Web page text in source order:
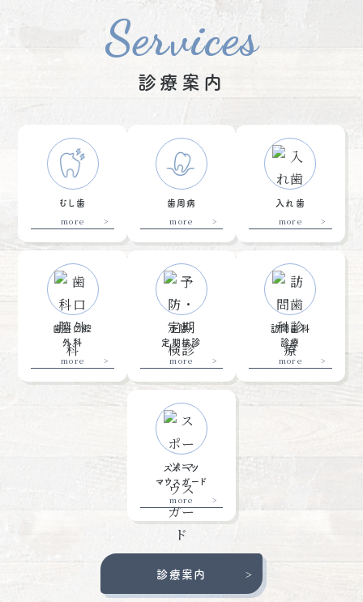
Services
診療案内
むし歯
more
歯周病
more
入れ歯
more
歯科口腔
外科
more
予防・
定期検診
more
訪問歯科
診療
more
スポーツ
マウスガード
more
診療案内